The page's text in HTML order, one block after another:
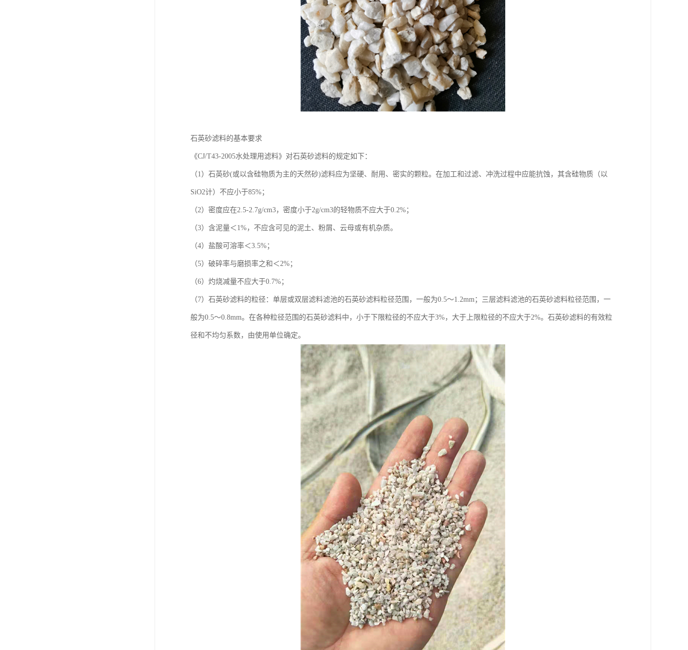
石英砂滤料的基本要求
《CJ/T43-2005水处理用滤料》对石英砂滤料的规定如下：
（1）石英砂(或以含硅物质为主的天然砂)滤料应为坚硬、耐用、密实的颗粒。在加工和过滤、冲洗过程中应能抗蚀，其含硅物质（以
SiO2计）不应小于85%；
（2）密度应在2.5-2.7g/cm3，密度小于2g/cm3的轻物质不应大于0.2%；
（3）含泥量＜1%，不应含可见的泥土、粉屑、云母或有机杂质。
（4）盐酸可溶率＜3.5%；
（5）破碎率与磨损率之和＜2%；
（6）灼烧减量不应大于0.7%；
（7）石英砂滤料的粒径：单层或双层滤料滤池的石英砂滤料粒径范围，一般为0.5～1.2mm；三层滤料滤池的石英砂滤料粒径范围，一
般为0.5～0.8mm。在各种粒径范围的石英砂滤料中，小于下限粒径的不应大于3%，大于上限粒径的不应大于2%。石英砂滤料的有效粒
径和不均匀系数，由使用单位确定。